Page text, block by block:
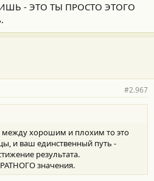
- ЭТО ТЫ ПРОСТО ЭТОГО
#2.967
между хорошим и плохим то это
и ваш единственный путь -
результата.
значения.